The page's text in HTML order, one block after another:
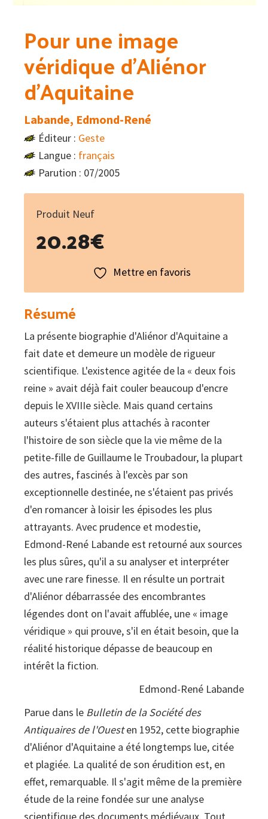
Pour une image
véridique d’Aliénor
d’Aquitaine
Labande, Edmond-René
Éditeur : Geste
Langue : français
Parution : 07/2005
Produit Neuf
20.28€
Mettre en favoris
Résumé
La présente biographie d'Aliénor d'Aquitaine a
fait date et demeure un modèle de rigueur
scientifique. L'existence agitée de la « deux fois
reine » avait déjà fait couler beaucoup d'encre
depuis le XVIIIe siècle. Mais quand certains
auteurs s'étaient plus attachés à raconter
l'histoire de son siècle que la vie même de la
petite-fille de Guillaume le Troubadour, la plupart
des autres, fascinés à l'excès par son
exceptionnelle destinée, ne s'étaient pas privés
d'en romancer à loisir les épisodes les plus
attrayants. Avec prudence et modestie,
Edmond-René Labande est retourné aux sources
les plus sûres, qu'il a su analyser et interpréter
avec une rare finesse. Il en résulte un portrait
d'Aliénor débarrassée des encombrantes
légendes dont on l'avait affublée, une « image
véridique » qui prouve, s'il en était besoin, que la
réalité historique dépasse de beaucoup en
intérêt la fiction.
Edmond-René Labande
Parue dans le Bulletin de la Société des
Antiquaires de l'Ouesten 1952, cette biographie
d'Aliénor d'Aquitaine a été longtemps lue, citée
et plagiée. La qualité de son érudition est, en
effet, remarquable. Il s'agit même de la première
étude de la reine fondée sur une analyse